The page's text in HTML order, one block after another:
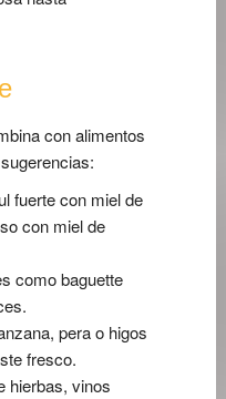
con alimentos
fuerte con miel de
con miel de
como baguette
pera o higos
fresco.
hierbas, vinos